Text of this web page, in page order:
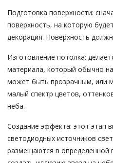
Подготовка поверхности:
поверхность, на которую
декорация. Поверхность
Изготовление потолка:
материала, который обычно
может быть прозрачным, или
малый спектр цветов,
неба.
Создание эффекта: этот этап
светодиодных источников
размещаются в определенной